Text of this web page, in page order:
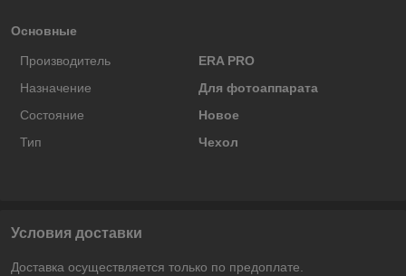
Основные
Производитель
ERA PRO
Назначение
Для фотоаппарата
Состояние
Новое
Тип
Чехол
Условия доставки
Доставка осуществляется только по предоплате.